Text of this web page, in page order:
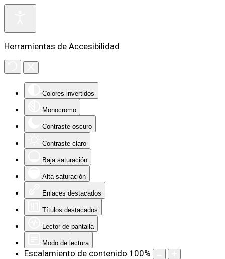
Herramientas de Accesibilidad
Colores invertidos
Monocromo
Contraste oscuro
Contraste claro
Baja saturación
Alta saturación
Enlaces destacados
Títulos destacados
Lector de pantalla
Modo de lectura
Escalamiento de contenido 100%